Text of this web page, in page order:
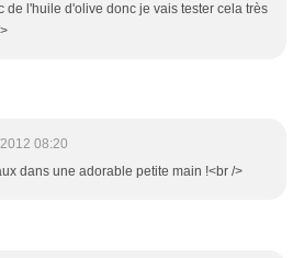
de l'huile d'olive donc je vais tester cela très
08:20
dans une adorable petite main !<br />